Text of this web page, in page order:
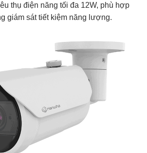
thụ điện năng tối đa 12W, phù hợp
giám sát tiết kiệm năng lượng.